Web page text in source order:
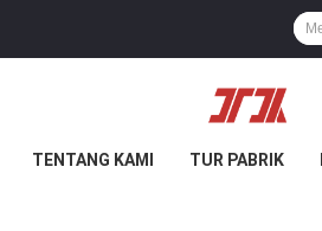
TENTANG KAMI TUR PABRIK